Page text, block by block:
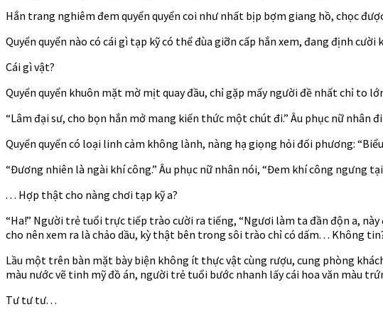
Hắn trang nghiêm đem quyển quyển coi như nhất bịp bợm giang hồ, chọc
Quyển quyển nào có cái gì tạp kỹ có thể đùa giỡn cấp hắn xem, đang định
Cái gì vật?
Quyển quyển khuôn mặt mờ mịt quay đầu, chỉ gặp mấy người đề nhất chỉ to
“Lâm đại sư, cho bọn hắn mở mang kiến thức một chút đi.” Âu phục nữ nhân
Quyển quyển có loại linh cảm không lành, nàng hạ giọng hỏi đối phương:
“Đương nhiên là ngài khí công.” Âu phục nữ nhân nói, “Đem khí công ngưng
. . . Hợp thật cho nàng chơi tạp kỹ a?
“Ha!” Người trẻ tuổi trực tiếp trào cười ra tiếng, “Ngươi làm ta đần độn a,
cho nên xem ra là chảo dầu, kỳ thật bên trong sôi trào chỉ có dấm. . . Không
Lầu một trên bàn mặt bày biện không ít thực vật cùng rượu, cung phòng
màu nước vẽ tinh mỹ đồ án, người trẻ tuổi bước nhanh lấy cái hoa văn màu
Tư tư tư. . .